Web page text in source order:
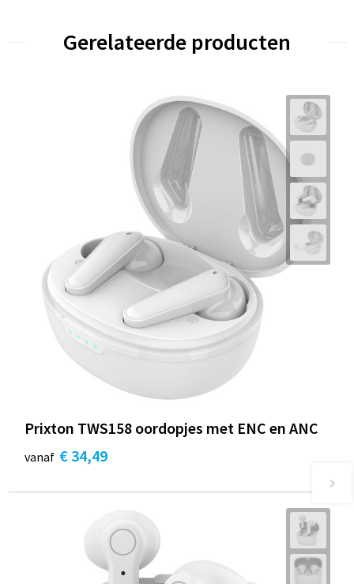
Gerelateerde producten
Prixton TWS158 oordopjes met ENC en ANC
vanaf € 34,49